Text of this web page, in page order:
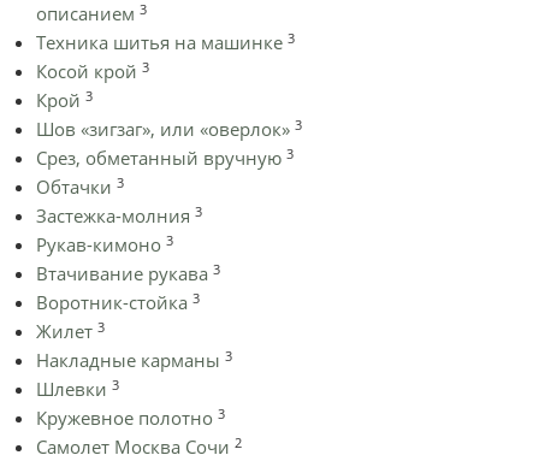
описанием 3
Техника шитья на машинке 3
Косой крой 3
Крой 3
Шов «зигзаг», или «оверлок» 3
Срез, обметанный вручную 3
Обтачки 3
Застежка-молния 3
Рукав-кимоно 3
Втачивание рукава 3
Воротник-стойка 3
Жилет 3
Накладные карманы 3
Шлевки 3
Кружевное полотно 3
Самолет Москва Сочи 2